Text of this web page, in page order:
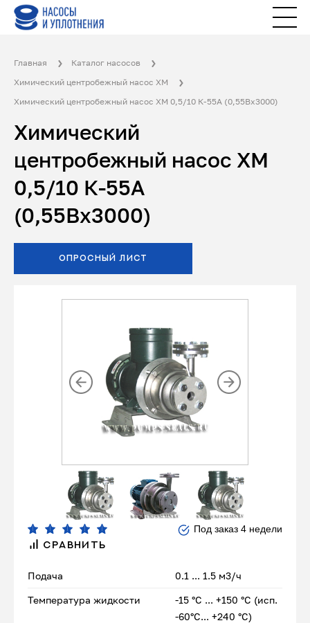
Главная
Каталог насосов
Химический центробежный насос ХМ
Химический центробежный насос ХМ 0,5/10 К-55А (0,55Вх3000)
Химический
центробежный насос ХМ
0,5/10 К-55А
(0,55Вх3000)
ОПРОСНЫЙ ЛИСТ
Под заказ 4 недели
СРАВНИТЬ
Подача 0.1 ... 1.5 м3/ч
Температура жидкости
-15 °С ... +150 °С (исп.
-60°С... +240 °С)